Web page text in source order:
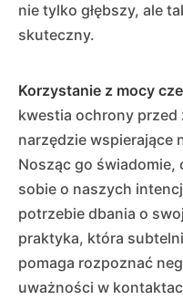
nie tylko głębszy, ale
skuteczny.
Korzystanie z mocy
kwestia ochrony przed
narzędzie wspierające
Nosząc go
sobie o naszych
potrzebie dbania o
praktyka, która
pomaga rozpoznać
uważności w